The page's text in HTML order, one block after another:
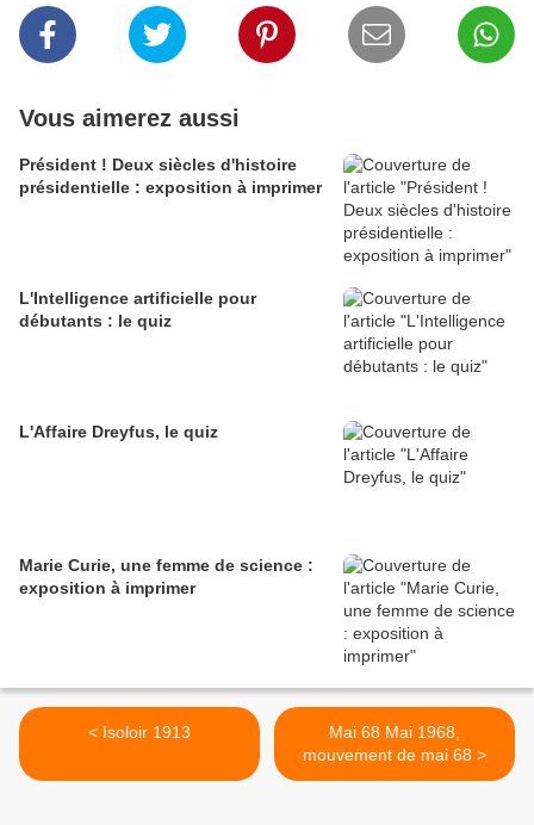
Vous aimerez aussi
Président ! Deux siècles d'histoire
présidentielle : exposition à imprimer
L'Intelligence artificielle pour
débutants : le quiz
L'Affaire Dreyfus, le quiz
Marie Curie, une femme de science :
exposition à imprimer
< Isoloir 1913
Mai 68 Mai 1968,
mouvement de mai 68 >